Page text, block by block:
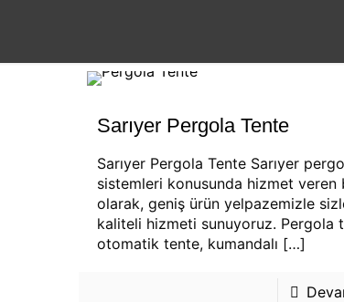
Sarıyer Pergola Tente
Sarıyer Pergola Tente Sarıyer
sistemleri konusunda hizmet veren
olarak, geniş ürün yelpazemizle
kaliteli hizmeti sunuyoruz. Pergola
otomatik tente, kumandalı […]